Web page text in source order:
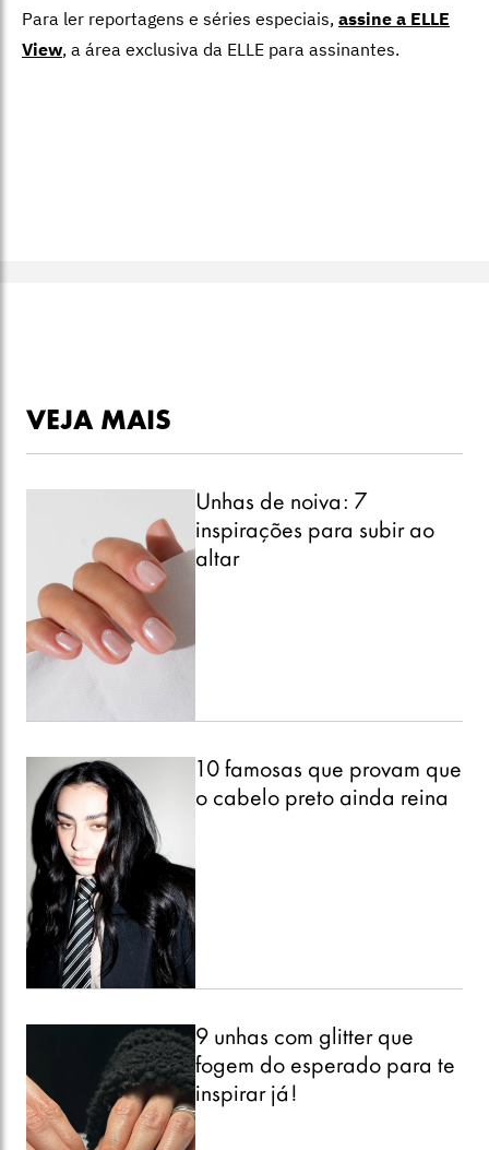
Para ler reportagens e séries especiais, assine a ELLE
View, a área exclusiva da ELLE para assinantes.
VEJA MAIS
Unhas de noiva: 7
inspirações para subir ao
altar
10 famosas que provam que
o cabelo preto ainda reina
9 unhas com glitter que
fogem do esperado para te
inspirar já!